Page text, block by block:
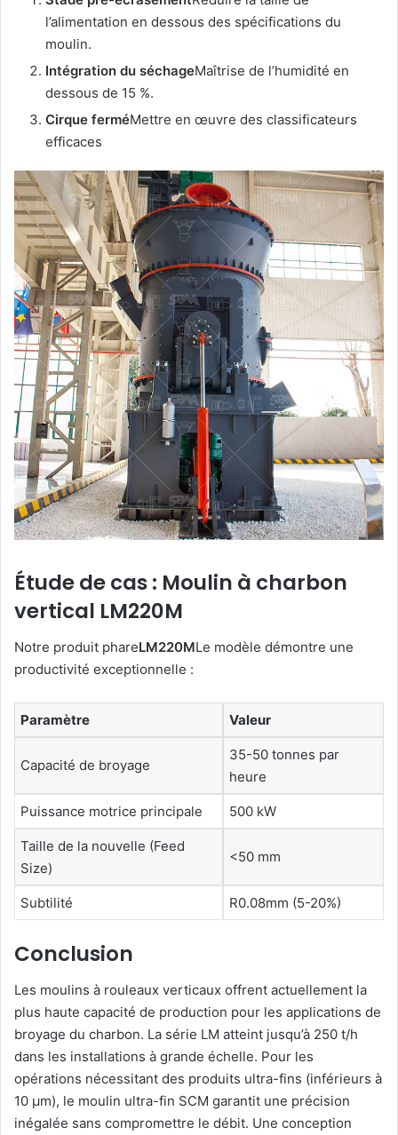
l’alimentation en dessous des spécifications du
moulin.
Intégration du séchageMaîtrise de l’humidité en
dessous de 15 %.
Cirque ferméMettre en œuvre des classificateurs
efficaces
Étude de cas : Moulin à charbon
vertical LM220M
Notre produit phareLM220MLe modèle démontre une
productivité exceptionnelle :
Paramètre Valeur
Capacité de broyage
35-50 tonnes par
heure
Puissance motrice principale 500 kW
Taille de la nouvelle (Feed
Size)
<50 mm
Subtilité R0.08mm (5-20%)
Conclusion
Les moulins à rouleaux verticaux offrent actuellement la
plus haute capacité de production pour les applications de
broyage du charbon. La série LM atteint jusqu’à 250 t/h
dans les installations à grande échelle. Pour les
opérations nécessitant des produits ultra-fins (inférieurs à
10 μm), le moulin ultra-fin SCM garantit une précision
inégalée sans compromettre le débit. Une conception